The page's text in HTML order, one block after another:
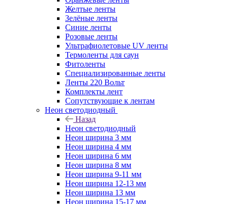
Желтые ленты
Зелёные ленты
Синие ленты
Розовые ленты
Ультрафиолетовые UV ленты
Термоленты для саун
Фитоленты
Специализированные ленты
Ленты 220 Вольт
Комплекты лент
Сопутствующие к лентам
Неон светодиодный
Назад
Неон светодиодный
Неон ширина 3 мм
Неон ширина 4 мм
Неон ширина 6 мм
Неон ширина 8 мм
Неон ширина 9-11 мм
Неон ширина 12-13 мм
Неон ширина 13 мм
Неон ширина 15-17 мм